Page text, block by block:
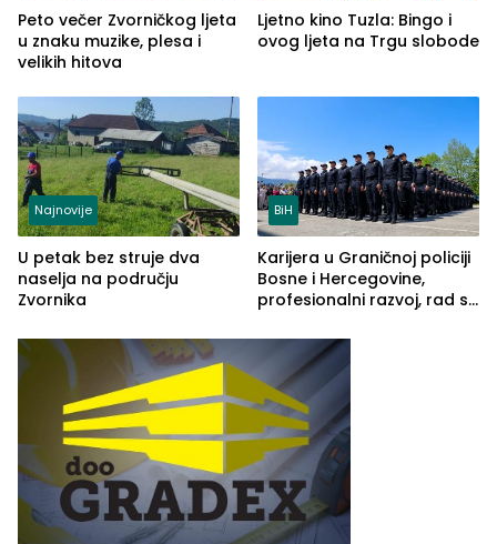
Peto večer Zvorničkog ljeta
u znaku muzike, plesa i
velikih hitova
Ljetno kino Tuzla: Bingo i
ovog ljeta na Trgu slobode
Najnovije
U petak bez struje dva
naselja na području
Zvornika
BiH
Karijera u Graničnoj policiji
Bosne i Hercegovine,
profesionalni razvoj, rad sa
služba građanima